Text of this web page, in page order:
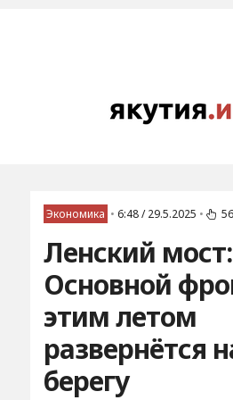
Экономика • 6:48 / 29.5.2025 •
Ленский мост:
Основной
этим летом
развернётся
берегу